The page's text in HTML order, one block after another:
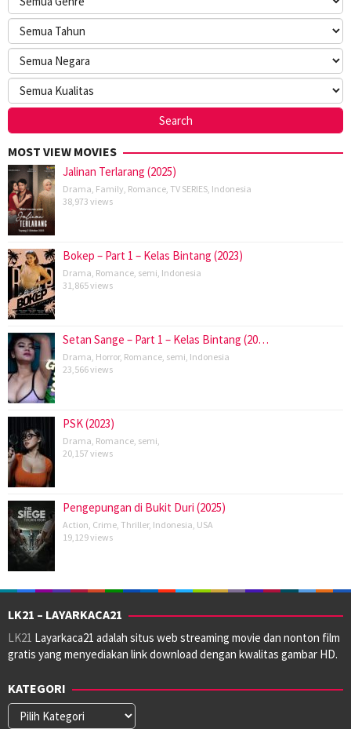
MOST VIEW MOVIES
Jalinan Terlarang (2025)
Drama Family Romance TV SERIES Indonesia
38,973 views
Bokep – Part 1 – Kelas Bintang (2023)
Drama Romance semi Indonesia
31,865 views
Setan Sange – Part 1 – Kelas Bintang (20…
Drama Horror, Romance semi Indonesia
23,566 views
PSK (2023)
Drama Romance semi
20,157 views
Pengepungan di Bukit Duri (2025)
Action Crime Thriller, Indonesia USA
19,129 views
LK21 – LAYARKACA21
LK21 Layarkaca21 adalah situs web streaming movie dan nonton film
gratis yang menyediakan link download dengan kwalitas gambar HD.
KATEGORI
Kategori